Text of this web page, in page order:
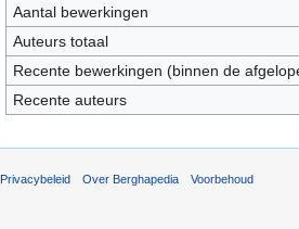
Aantal bewerkingen
Auteurs totaal
Recente bewerkingen (binnen de
Recente auteurs
Privacybeleid Over Berghapedia Voorbehoud